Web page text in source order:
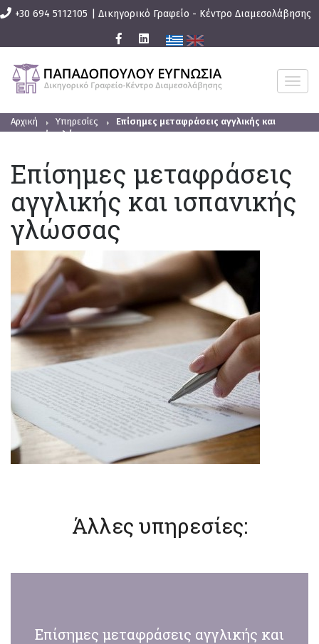
+30 694 5112105 Δικηγορικό Γραφείο - Κέντρο Διαμεσολάβησης
T
O
E
T
I
Αρχική Υπηρεσίες
Επίσημες μεταφράσεις αγγλικής και
ισπανικής γλώσσας
Επίσημες μεταφράσεις
αγγλικής και ισπανικής
γλώσσας
Άλλες υπηρεσίες:
Επίσημες μεταφράσεις αγγλικής και